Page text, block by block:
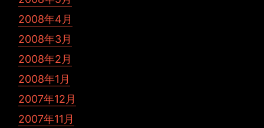
2008年4月
2008年3月
2008年2月
2008年1月
2007年12月
2007年11月